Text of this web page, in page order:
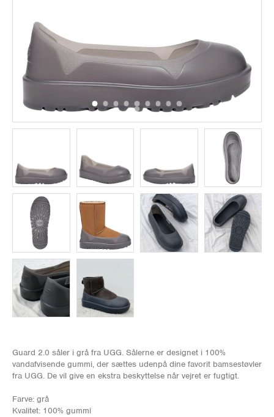
Guard 2.0 såler i grå fra UGG. Sålerne er designet i 100%
vandafvisende gummi, der sættes udenpå dine favorit bamsestøvler
fra UGG. De vil give en ekstra beskyttelse når vejret er fugtigt.
Farve: grå
Kvalitet: 100% gummi